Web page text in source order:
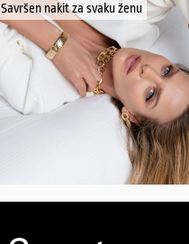
Savršen nakit za svaku ženu